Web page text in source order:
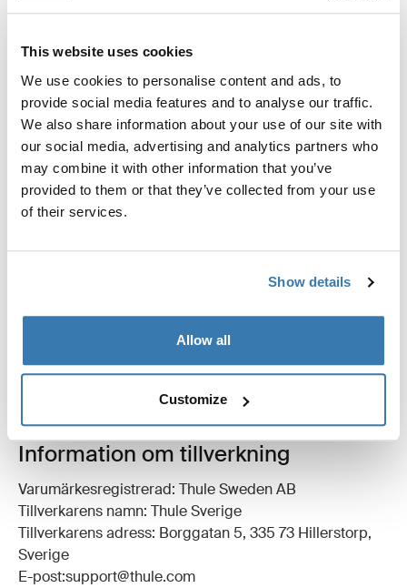
This website uses cookies
We use cookies to personalise content and ads, to
provide social media features and to analyse our traffic.
We also share information about your use of our site with
our social media, advertising and analytics partners who
may combine it with other information that you’ve
provided to them or that they’ve collected from your use
of their services.
Show details
Allow all
Customize
Lägg till en dekorativ touch till ditt markistält.
Toggle features
Alla funktioner
Recensioner
Information om tillverkning
Varumärkesregistrerad: Thule Sweden AB
Tillverkarens namn: Thule Sverige
Tillverkarens adress: Borggatan 5, 335 73 Hillerstorp,
Sverige
E-post:support@thule.com